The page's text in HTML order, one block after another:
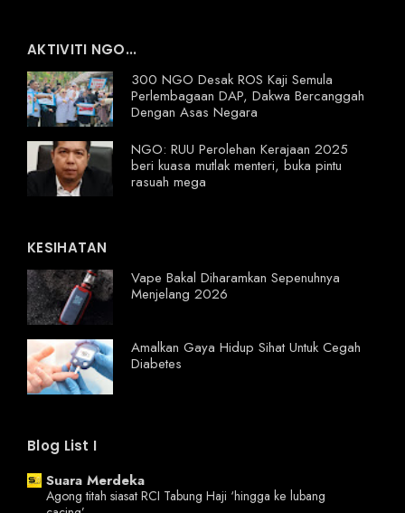
AKTIVITI NGO...
300 NGO Desak ROS Kaji Semula
Perlembagaan DAP, Dakwa Bercanggah
Dengan Asas Negara
NGO: RUU Perolehan Kerajaan 2025
beri kuasa mutlak menteri, buka pintu
rasuah mega
KESIHATAN
Vape Bakal Diharamkan Sepenuhnya
Menjelang 2026
Amalkan Gaya Hidup Sihat Untuk Cegah
Diabetes
Blog List I
Suara Merdeka
Agong titah siasat RCI Tabung Haji ‘hingga ke lubang